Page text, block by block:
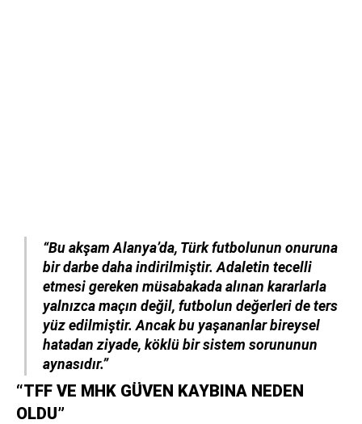
“Bu akşam Alanya’da, Türk futbolunun onuruna
bir darbe daha indirilmiştir. Adaletin tecelli
etmesi gereken müsabakada alınan kararlarla
yalnızca maçın değil, futbolun değerleri de ters
yüz edilmiştir. Ancak bu yaşananlar bireysel
hatadan ziyade, köklü bir sistem sorununun
aynasıdır.”
“TFF VE MHK GÜVEN KAYBINA NEDEN
OLDU”